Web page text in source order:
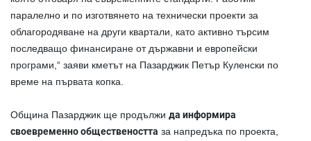
паралелно и по изготвянето на технически проекти за
облагородяване на други квартали, като активно търсим
последващо финансиране от държавни и европейски
програми,“ заяви кметът на Пазарджик Петър Куленски по
време на първата копка
Община Пазарджик ще продължи да информира
своевременно обществеността за напредъка по проекта,